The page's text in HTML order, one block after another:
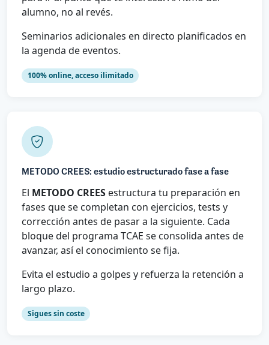
alumno, no al revés.
Seminarios adicionales en directo planificados en
la agenda de eventos.
100% online, acceso ilimitado
METODO CREES: estudio estructurado fase a fase
El METODO CREES estructura tu preparación en
fases que se completan con ejercicios, tests y
corrección antes de pasar a la siguiente. Cada
bloque del programa TCAE se consolida antes de
avanzar, así el conocimiento se fija.
Evita el estudio a golpes y refuerza la retención a
largo plazo.
Sigues sin coste